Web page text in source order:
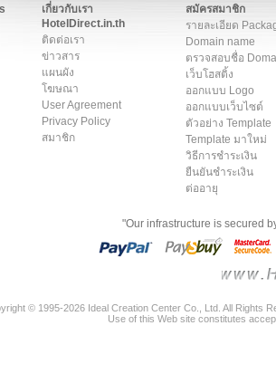
เกี่ยวกับเรา
HotelDirect.in.th
ติดต่อเรา
ข่าวสาร
แผนผัง
โฆษณา
User Agreement
Privacy Policy
สมาชิก
สมัครสมาชิก
รายละเอียด
Domain name
ตรวจสอบชื่อ
เว็บโฮสติ้ง
ออกแบบ Logo
ออกแบบเว็บไซต์
ตัวอย่าง Template
Template มาใหม่
วิธีการชำระเงิน
ยืนยันชำระเงิน
ต่ออายุ
"Our infrastructure is secured
© 1995-2026 Ideal Creation Center Co., Ltd. All Rights
Use of this Web site constitutes